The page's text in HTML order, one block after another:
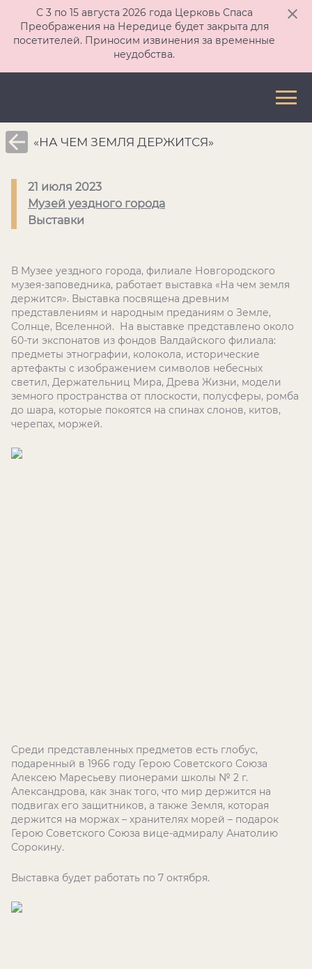
С 3 по 15 августа 2026 года Церковь Спаса
Преображения на Нередице будет закрыта для
посетителей. Приносим извинения за временные
неудобства.
«НА ЧЕМ ЗЕМЛЯ ДЕРЖИТСЯ»
21 июля 2023
Музей уездного города
Выставки
В Музее уездного города, филиале Новгородского
музея-заповедника, работает выставка «На чем земля
держится». Выставка посвящена древним
представлениям и народным преданиям о Земле,
Солнце, Вселенной. На выставке представлено около
60-ти экспонатов из фондов Валдайского филиала:
предметы этнографии, колокола, исторические
артефакты с изображением символов небесных
светил, Держательниц Мира, Древа Жизни, модели
земного пространства от плоскости, полусферы, ромба
до шара, которые покоятся на спинах слонов, китов,
черепах, моржей.
Среди представленных предметов есть глобус,
подаренный в 1966 году Герою Советского Союза
Алексею Маресьеву пионерами школы № 2 г.
Александрова, как знак того, что мир держится на
подвигах его защитников, а также Земля, которая
держится на моржах – хранителях морей – подарок
Герою Советского Союза вице-адмиралу Анатолию
Сорокину.
Выставка будет работать по 7 октября.